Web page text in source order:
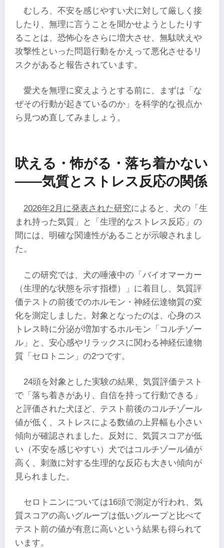
むしろ、不安を感じやすい犬に対して厳しく接
したり、無理に言うことを聞かせようとしたりす
ることは、恐怖心をさらに増大させ、無駄吠えや
攻撃性といった問題行動をかえって悪化させるリ
スクがあると報告されています。
愛犬を無理に変えようとする前に、まずは「な
ぜその行動が起きているのか」を科学的な視点か
ら見つめ直してみましょう。
吠える・怖がる・落ち着かない
――気質とストレス反応の関係
2026年2月に発表された研究によると、犬の「生
まれ持った気質」と「生理的なストレス反応」の
間には、明確な関連性があることが示唆されまし
た。
この研究では、犬の唾液中の「バイオマーカー
（生理的な状態を示す指標）」に着目し、気質評
価テストの前後でのホルモン・神経伝達物質の変
化を測定しました。対象となったのは、心身のス
トレス時に分泌が増加するホルモン「コルチゾー
ル」と、安心感やリラックスに関わる神経伝達物
質「セロトニン」の2つです。
24頭を対象とした実験の結果、気質評価テスト
で「落ち着きがあり、自信を持って行動できる」
と評価された犬ほど、テスト前後のコルチゾール
値が低く、ストレスによる数値の上昇幅も小さい
傾向が確認されました。反対に、気質スコアが低
い（不安を感じやすい）犬ではコルチゾール値が
高く、刺激に対する生理的な反応も大きい傾向が
見られました。
セロトニンについては16頭で測定が行われ、気
質スコアの高いグループは低いグループと比べて
テスト前の値が有意に高いという結果も得られて
います。